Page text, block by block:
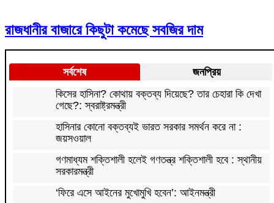
রাজধানীর বাজারে কিছুটা কমেছে সবজির দাম
সর্বশেষ
জনপ্রিয়
কিসের হাসিনা? কোথায় বক্তব্য দিয়েছে? তার চেহারা কি দেখা
গেছে?: স্বরাষ্ট্রমন্ত্রী
হাসিনার কোনো বক্তব্যই ভারত সরকার সমর্থন করে না :
জয়সওয়াল
গণমাধ্যম শক্তিশালী হলেই গণতন্ত্র শক্তিশালী হবে : স্থানীয়
সরকারমন্ত্রী
‘ফিরে এসে আইনের মুখোমুখি হবেন’: আইনমন্ত্রী